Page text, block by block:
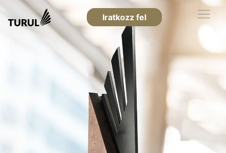
Iratkozz fel